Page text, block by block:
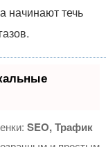
начинают течь
SEO, Трафик